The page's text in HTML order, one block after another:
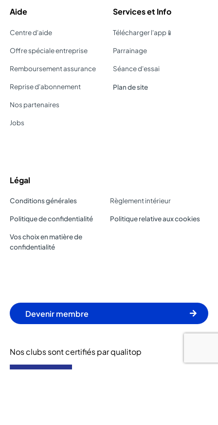
Aide
Centre d'aide
Offre spéciale entreprise
Remboursement assurance
Reprise d'abonnement
Nos partenaires
Jobs
Services et Info
Télécharger l'app📱
Parrainage
Séance d'essai
Plan de site
Légal
Conditions générales Règlement intérieur
Politique de confidentialité Politique relative aux cookies
Vos choix en matière de
confidentialité
Devenir membre
Nos clubs sont certifiés par qualitop